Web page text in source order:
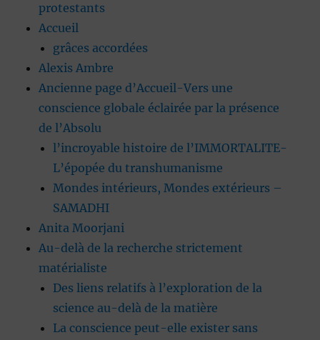
protestants
Accueil
grâces accordées
Alexis Ambre
Ancienne page d’Accueil-Vers une
conscience globale éclairée par la présence
de l’Absolu
l’incroyable histoire de l’IMMORTALITE-
L’épopée du transhumanisme
Mondes intérieurs, Mondes extérieurs –
SAMADHI
Anita Moorjani
Au-delà de la recherche strictement
matérialiste
Des liens relatifs à l’exploration de la
science au-delà de la matière
La conscience peut-elle exister sans